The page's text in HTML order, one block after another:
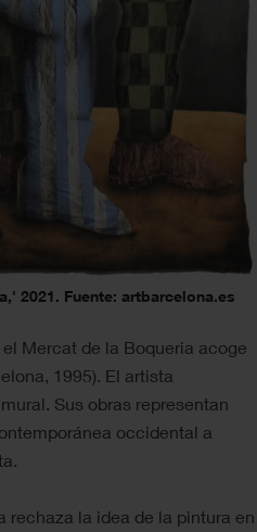
2021. Fuente: artbarcelona.es
Mercat de la Boqueria acoge
1995). El artista
Sus obras representan
occidental a
la idea de la pintura en